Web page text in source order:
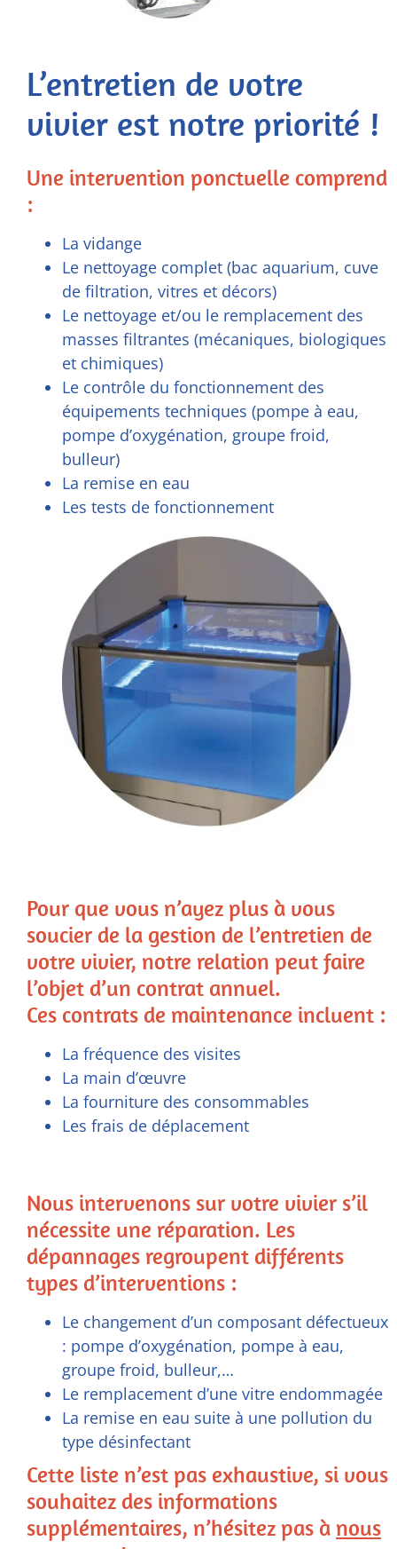
L’entretien de votre
vivier est notre priorité !
Une intervention ponctuelle comprend
:
La vidange
Le nettoyage complet (bac aquarium, cuve
de filtration, vitres et décors)
Le nettoyage et/ou le remplacement des
masses filtrantes (mécaniques, biologiques
et chimiques)
Le contrôle du fonctionnement des
équipements techniques (pompe à eau,
pompe d’oxygénation, groupe froid,
bulleur)
La remise en eau
Les tests de fonctionnement
Pour que vous n’ayez plus à vous
soucier de la gestion de l’entretien de
votre vivier, notre relation peut faire
l’objet d’un contrat annuel.
Ces contrats de maintenance incluent :
La fréquence des visites
La main d’œuvre
La fourniture des consommables
Les frais de déplacement
Nous intervenons sur votre vivier s’il
nécessite une réparation. Les
dépannages regroupent différents
types d’interventions :
Le changement d’un composant défectueux
: pompe d’oxygénation, pompe à eau,
groupe froid, bulleur,…
Le remplacement d’une vitre endommagée
La remise en eau suite à une pollution du
type désinfectant
Cette liste n’est pas exhaustive, si vous
souhaitez des informations
supplémentaires, n’hésitez pas à nous